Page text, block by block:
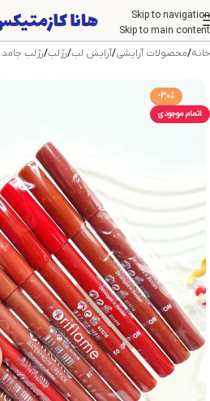
Skip to navigation
Skip to main content
خانه/محصولات آرایشی/آرایش لب/رژلب/رژلب جامد
-30%
اتمام موجودی